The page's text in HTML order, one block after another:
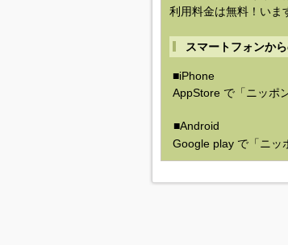
利用料金は無料！いま
スマートフォンか
■iPhone
AppStore で「ニッポ
■Android
Google play で「ニッ